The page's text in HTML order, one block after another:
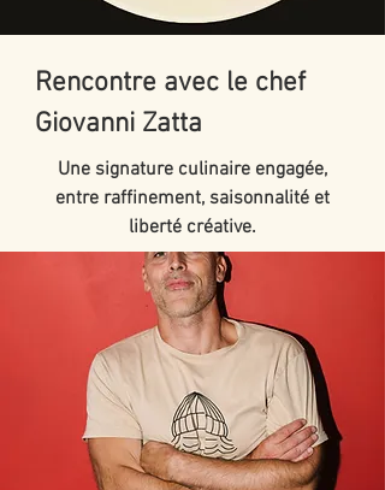
Rencontre avec le chef
Giovanni Zatta
Une signature culinaire engagée,
entre raffinement, saisonnalité et
liberté créative.